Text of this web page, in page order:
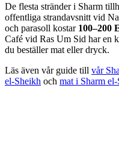
De flesta stränder i Sharm
offentliga strandavsnitt vid
och parasoll kostar 100–200
Café vid Ras Um Sid har en
du beställer mat eller dryck.
Läs även vår guide till vår
el-Sheikh och mat i Sharm